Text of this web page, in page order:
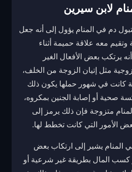
لابن سيرين
دم في المنام يؤول إلى أنه جعل
معه علاقة حميمة أثناء
يرتكب بعض الأفعال الغير
مثل إتيان الزوجة من الخلف،
كانت في شهور حملها يكون ذلك
صحية أو إصابة الجنين بمكروه،
متزوجة فإن ذلك يرمز إلى
الأمور التي كانت تخطط لها.
المنام يشير إلى ارتكاب بعض
كسب المال بطريقة غير شرعية أو